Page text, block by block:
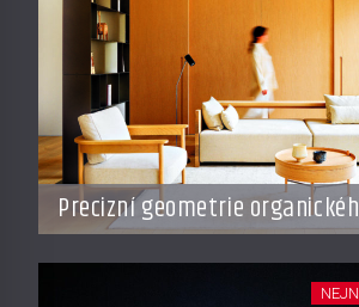
Precizní geometrie